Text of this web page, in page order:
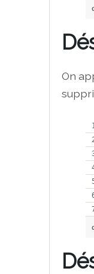
On